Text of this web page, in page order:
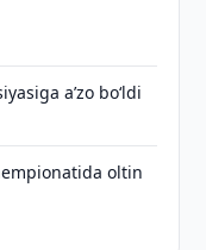
aʼzo bo‘ldi
oltin